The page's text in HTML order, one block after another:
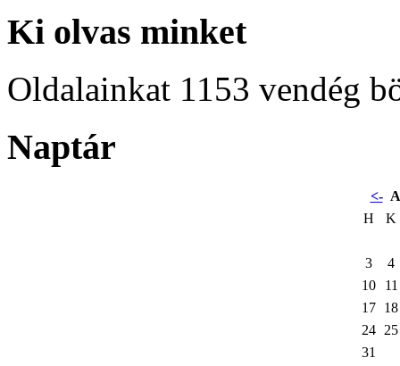
Ki olvas minket
Oldalainkat 1153 vendég
Naptár
<-
H
K
3
4
10
11
17 18
24 25
31